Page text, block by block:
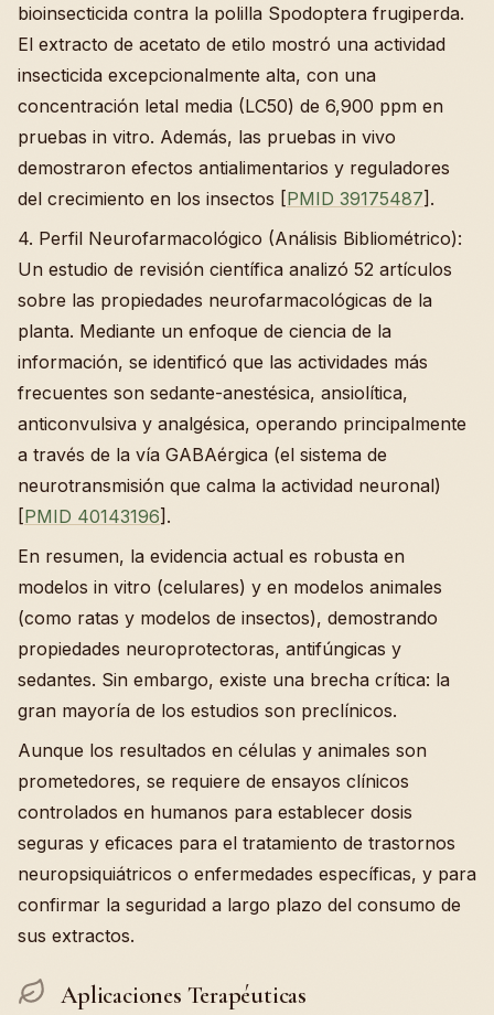
bioinsecticida contra la polilla Spodoptera frugiperda.
El extracto de acetato de etilo mostró una actividad
insecticida excepcionalmente alta, con una
concentración letal media (LC50) de 6,900 ppm en
pruebas in vitro. Además, las pruebas in vivo
demostraron efectos antialimentarios y reguladores
del crecimiento en los insectos [PMID 39175487].
4. Perfil Neurofarmacológico (Análisis Bibliométrico):
Un estudio de revisión científica analizó 52 artículos
sobre las propiedades neurofarmacológicas de la
planta. Mediante un enfoque de ciencia de la
información, se identificó que las actividades más
frecuentes son sedante-anestésica, ansiolítica,
anticonvulsiva y analgésica, operando principalmente
a través de la vía GABAérgica (el sistema de
neurotransmisión que calma la actividad neuronal)
[PMID 40143196].
En resumen, la evidencia actual es robusta en
modelos in vitro (celulares) y en modelos animales
(como ratas y modelos de insectos), demostrando
propiedades neuroprotectoras, antifúngicas y
sedantes. Sin embargo, existe una brecha crítica: la
gran mayoría de los estudios son preclínicos.
Aunque los resultados en células y animales son
prometedores, se requiere de ensayos clínicos
controlados en humanos para establecer dosis
seguras y eficaces para el tratamiento de trastornos
neuropsiquiátricos o enfermedades específicas, y para
confirmar la seguridad a largo plazo del consumo de
sus extractos.
Aplicaciones Terapéuticas